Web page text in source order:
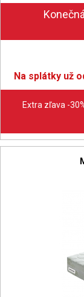
Na splátky už
Extra zľava -